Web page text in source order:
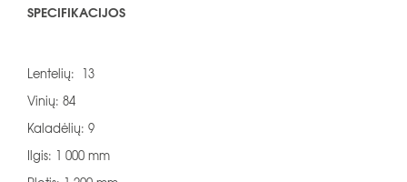
SPECIFIKACIJOS
Lentelių: 13
Vinių: 84
Kaladėlių: 9
Ilgis: 1 000 mm